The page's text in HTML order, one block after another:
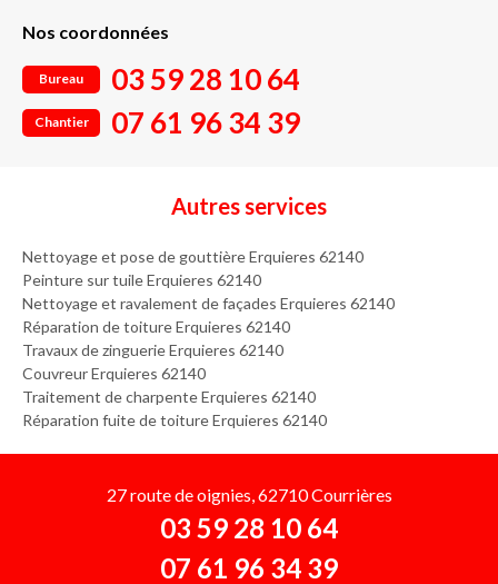
Nos coordonnées
Bureau 03 59 28 10 64
Chantier 07 61 96 34 39
Autres services
Nettoyage et pose de gouttière Erquieres 62140
Peinture sur tuile Erquieres 62140
Nettoyage et ravalement de façades Erquieres 62140
Réparation de toiture Erquieres 62140
Travaux de zinguerie Erquieres 62140
Couvreur Erquieres 62140
Traitement de charpente Erquieres 62140
Réparation fuite de toiture Erquieres 62140
27 route de oignies, 62710 Courrières
03 59 28 10 64
07 61 96 34 39